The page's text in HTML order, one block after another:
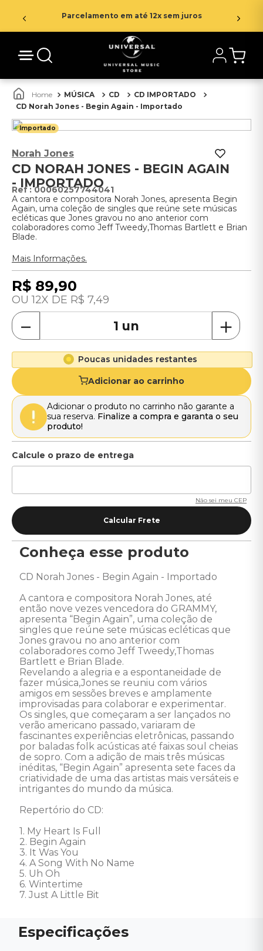
Parcelamento em até 12x sem juros
MÚSICA CD
CD IMPORTADO
CD Norah Jones - Begin Again - Importado
Importado
Norah Jones
CD NORAH JONES - BEGIN AGAIN
- IMPORTADO
:00060257744041
A cantora e compositora Norah Jones, apresenta Begin
Again, uma coleção de singles que reúne sete músicas
ecléticas que Jones gravou no ano anterior com
colaboradores como Jeff Tweedy,Thomas Bartlett e Brian
Blade.
Mais Informações.
R$ 89,90
12 R$ 7,49
＋
－
Poucas unidades restantes
Adicionar ao carrinho
Adicionar o produto no carrinho não garante a
sua reserva. Finalize a compra e garanta o seu
produto!
Não sei meu CEP
Conheça esse produto
CD Norah Jones - Begin Again - Importado
A cantora e compositora Norah Jones, até
então nove vezes vencedora do GRAMMY,
apresenta “Begin Again”, uma coleção de
singles que reúne sete músicas ecléticas que
Jones gravou no ano anterior com
colaboradores como Jeff Tweedy,Thomas
Bartlett e Brian Blade.
Revelando a alegria e a espontaneidade de
fazer música,Jones se reuniu com vários
amigos em sessões breves e amplamente
improvisadas para colaborar e experimentar.
Os singles, que começaram a ser lançados no
verão americano passado, variaram de
fascinantes experiências eletrônicas, passando
por baladas folk acústicas até faixas soul cheias
de sopro. Com a adição de mais três músicas
inéditas, “Begin Again” apresenta sete faces da
criatividade de uma das artistas mais versáteis e
intrigantes do mundo da música.
Repertório do CD:
1. My Heart Is Full
2. Begin Again
3. It Was You
4. A Song With No Name
5. Uh Oh
6. Wintertime
7. Just A Little Bit